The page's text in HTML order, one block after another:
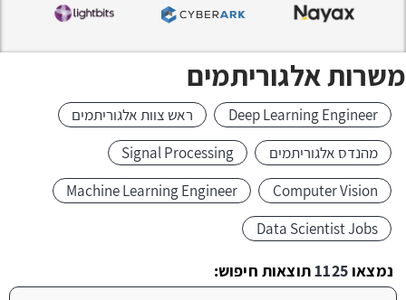
משרות אלגוריתמים
Deep Learning Engineer
ראש צוות אלגוריתמים
מהנדס אלגוריתמים
Signal Processing
Computer Vision
Machine Learning Engineer
Data Scientist Jobs
נמצאו1125תוצאות חיפוש: